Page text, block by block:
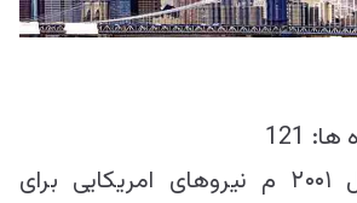
ییزو څېړنو
ها: 121
در ۷ اکتوبر سال ۲۰۰۱ م نیروهای امریکایی برای